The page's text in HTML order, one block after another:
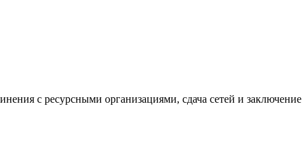
с ресурсными организациями, сдача сетей и заключение